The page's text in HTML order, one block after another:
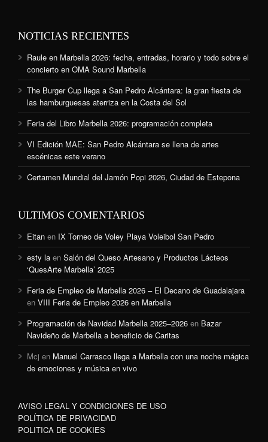
NOTICIAS RECIENTES
Raule en Marbella 2026: fecha, entradas, horario y todo sobre el
concierto en OMA Sound Marbella
The Burger Cup llega a San Pedro Alcántara: la gran fiesta de
las hamburguesas aterriza en la Costa del Sol
Feria del Libro Marbella 2026: programación completa
VI Edición MAE: San Pedro Alcántara se llena de artes
escénicas este verano
Certamen Mundial del Jamón Popi 2026, Ciudad de Estepona
ULTIMOS COMENTARIOS
Eitan en IX Torneo de Voley Playa Voleibol San Pedro
esty la en Salón del Queso Artesano y Productos Lácteos
‘QuesArte Marbella’ 2025
Feria de Empleo de Marbella 2026 – El Decano de Guadalajara
en VIII Feria de Empleo 2026 en Marbella
Programación de Navidad Marbella 2025–2026 en Bazar
Navideño de Marbella a beneficio de Caritas
Mcj en Manuel Carrasco llega a Marbella con una noche mágica
de emociones y música en vivo
AVISO LEGAL Y CONDICIONES DE USO
POLÍTICA DE PRIVACIDAD
POLITICA DE COOKIES